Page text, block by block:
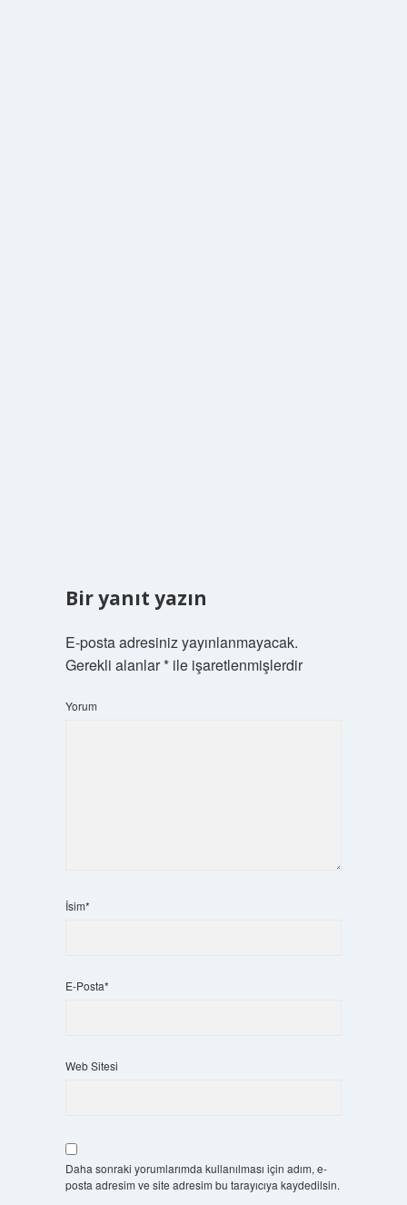
Bir yanıt yazın
E-posta adresiniz yayınlanmayacak.
Gerekli alanlar*ile işaretlenmişlerdir
Yorum
İsim*
E-Posta*
Web Sitesi
Daha sonraki yorumlarımda kullanılması için adım, e-
posta adresim ve site adresim bu tarayıcıya kaydedilsin.